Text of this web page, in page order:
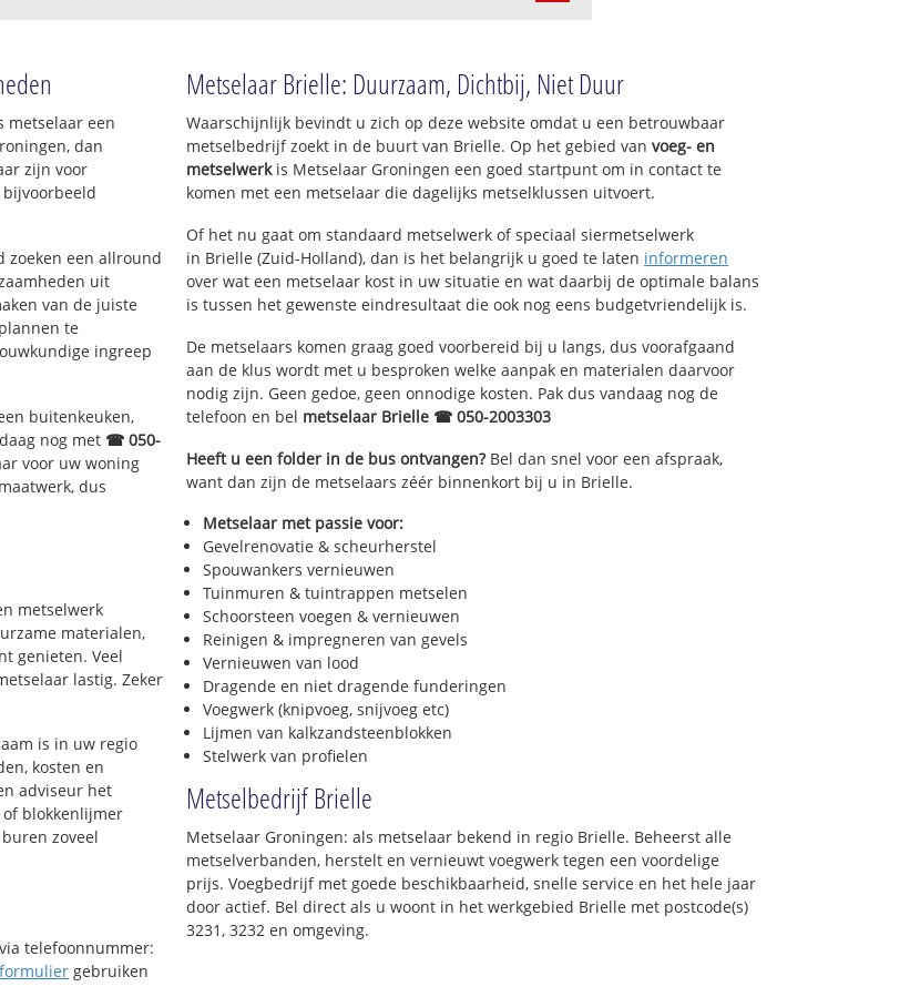
metselaar een
dan
zijn voor
zoeken een allround
uit
van de juiste
te
ingreep
buitenkeuken,
nog met ☎ 050-
voor uw woning
dus
metselwerk
materialen,
genieten. Veel
lastig. Zeker
is in uw regio
kosten en
adviseur het
blokkenlijmer
zoveel
via telefoonnummer:
gebruiken
Metselaar Brielle: Duurzaam, Dichtbij, Niet Duur
Waarschijnlijk bevindt u zich op deze website omdat u een betrouwbaar
metselbedrijf zoekt in de buurt van Brielle. Op het gebied van voeg- en
metselwerkis Metselaar Groningen een goed startpunt om in contact te
komen met een metselaar die dagelijks metselklussen uitvoert.
Of het nu gaat om standaard metselwerk of speciaal siermetselwerk
in Brielle (Zuid-Holland), dan is het belangrijk u goed te laten informeren
over wat een metselaar kost in uw situatie en wat daarbij de optimale balans
is tussen het gewenste eindresultaat die ook nog eens budgetvriendelijk is.
De metselaars komen graag goed voorbereid bij u langs, dus voorafgaand
aan de klus wordt met u besproken welke aanpak en materialen daarvoor
nodig zijn. Geen gedoe, geen onnodige kosten. Pak dus vandaag nog de
telefoon en bel metselaar Brielle ☎ 050-2003303
Heeft u een folder in de bus ontvangen?Bel dan snel voor een afspraak,
want dan zijn de metselaars zéér binnenkort bij u in Brielle.
Metselaar met passie voor:
Gevelrenovatie & scheurherstel
Spouwankers vernieuwen
Tuinmuren & tuintrappen metselen
Schoorsteen voegen & vernieuwen
Reinigen & impregneren van gevels
Vernieuwen van lood
Dragende en niet dragende funderingen
Voegwerk (knipvoeg, snijvoeg etc)
Lijmen van kalkzandsteenblokken
Stelwerk van profielen
Metselbedrijf Brielle
Metselaar Groningen: als metselaar bekend in regio Brielle. Beheerst alle
metselverbanden, herstelt en vernieuwt voegwerk tegen een voordelige
prijs. Voegbedrijf met goede beschikbaarheid, snelle service en het hele jaar
door actief. Bel direct als u woont in het werkgebied Brielle met postcode(s)
3231, 3232 en omgeving.